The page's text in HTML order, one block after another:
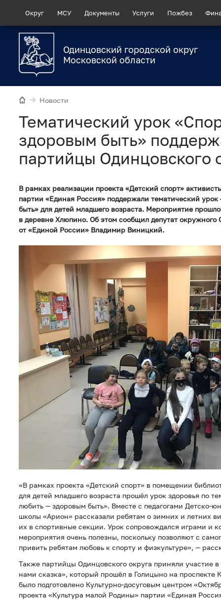
Округ МСУ Документы Услуги Пожбез
Одинцовский городской округ
Московской области
Новости
Тематический урок
здоровым быть»
партийцы Одинцовского
В рамках реализации проекта «Детский спорт»
партии «Единая Россия» поддержали тематический
быть» для детей младшего возраста. Мероприятие
в деревне Хлюпино. Об этом сообщил депутат окружного
от «Единой России» Владимир Виницкий.
«В рамках проекта «Детский спорт» в помещении
для детей младшего возраста прошёл урок здоровья по
любить — здоровым быть». Вместе с педагогами Детско-
школы «Арион» рассказали ребятам о зимних и летних
их в спортивные секции. Урок сопровождался играми и
мероприятия очень полезны, поскольку позволяют с
привить ребятам любовь к спорту и физкультуре», —
Также партийцы Одинцовского округа приняли участие
нами сказка», который прошёл в Голицыно на проспекте
было подготовлено Культурно-досуговым центром
проекта «Культура малой Родины» партии «Единая